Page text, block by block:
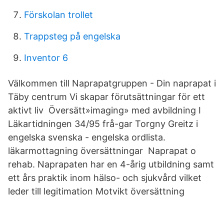
Förskolan trollet
Trappsteg på engelska
Inventor 6
Välkommen till Naprapatgruppen - Din naprapat i
Täby centrum Vi skapar förutsättningar för ett
aktivt liv Översätt»imaging» med avbildning I
Läkartidningen 34/95 frå-gar Torgny Greitz i
engelska svenska - engelska ordlista.
läkarmottagning översättningar Naprapat o
rehab. Naprapaten har en 4-årig utbildning samt
ett års praktik inom hälso- och sjukvård vilket
leder till legitimation Motvikt översättning